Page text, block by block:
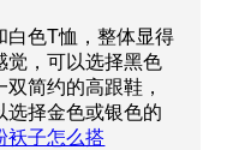
白色T恤，整体显得
觉，可以选择黑色
简约的高跟鞋，
选择金色或银色的
袄子怎么搭